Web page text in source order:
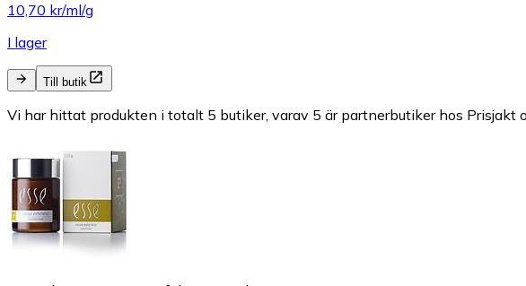
10,70 kr/ml/g
I lager
Till butik
Vi har hittat produkten i totalt 5 butiker, varav 5 är partnerbutiker hos Prisjakt